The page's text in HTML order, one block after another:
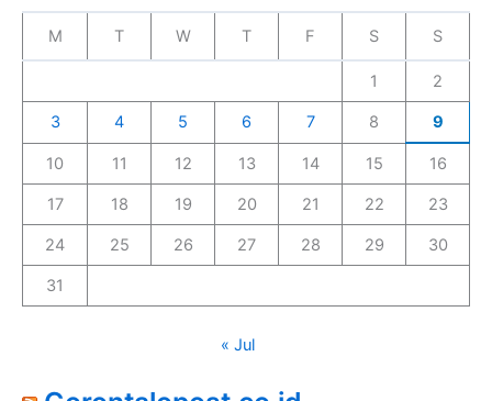
M T W T F S S
1 2
3 4 5 6 7 8 9
10 11 12 13 14 15 16
17 18 19 20 21 22 23
24 25 26 27 28 29 30
31
« Jul